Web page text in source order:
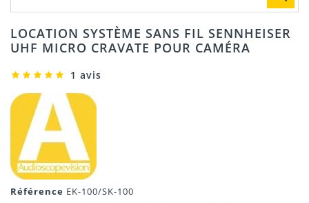
LOCATION SYSTÈME SANS FIL SENNHEISER
UHF MICRO CRAVATE POUR CAMÉRA
1 avis
Référence EK-100/SK-100